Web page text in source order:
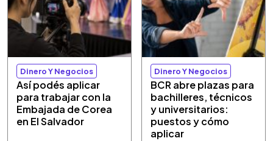
Dinero Y Negocios
Así podés aplicar
para trabajar con la
Embajada de Corea
en El Salvador
Dinero Y Negocios
BCR abre plazas para
bachilleres, técnicos
y universitarios:
puestos y cómo
aplicar